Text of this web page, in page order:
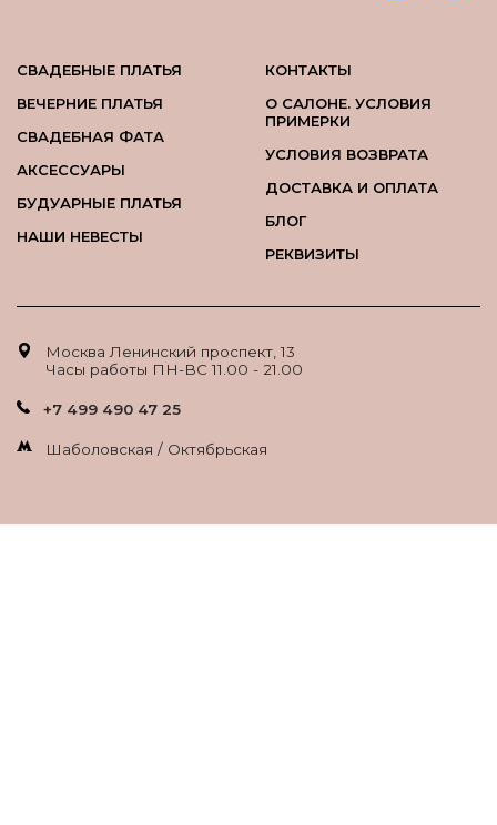
СВАДЕБНЫЕ ПЛАТЬЯ
ВЕЧЕРНИЕ ПЛАТЬЯ
СВАДЕБНАЯ ФАТА
АКСЕССУАРЫ
БУДУАРНЫЕ ПЛАТЬЯ
НАШИ НЕВЕСТЫ
КОНТАКТЫ
О САЛОНЕ. УСЛОВИЯ
ПРИМЕРКИ
УСЛОВИЯ ВОЗВРАТА
ДОСТАВКА И ОПЛАТА
БЛОГ
РЕКВИЗИТЫ
Москва Ленинский проспект, 13
Часы работы ПН-ВС 11.00 - 21.00
+7 499 490 47 25
Шаболовская / Октябрьская